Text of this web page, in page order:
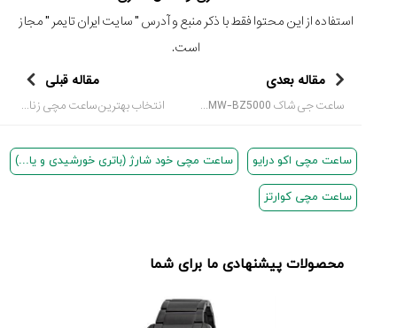
استفاده از این محتوا فقط با ذکر منبع و آدرس "سایت ایران تایمر " مجاز
است.
مقاله بعدی
ساعت جی شاک GMW-BZ5000 با بدنه تمام فلزی و جلوه رنگین‌کمانی، خبرساز سال ۲۰۲۶ خواهد بود!
مقاله قبلی
انتخاب بهترین ساعت مچی زنانه برای استفاده روزمره یا رسمی؛ دیجیتال یا کلاسیک؟
ساعت مچی اکو درایو ساعت مچی خود شارژ (باتری خورشیدی و یا...)
ساعت مچی کوارتز
محصولات پیشنهادی ما برای شما